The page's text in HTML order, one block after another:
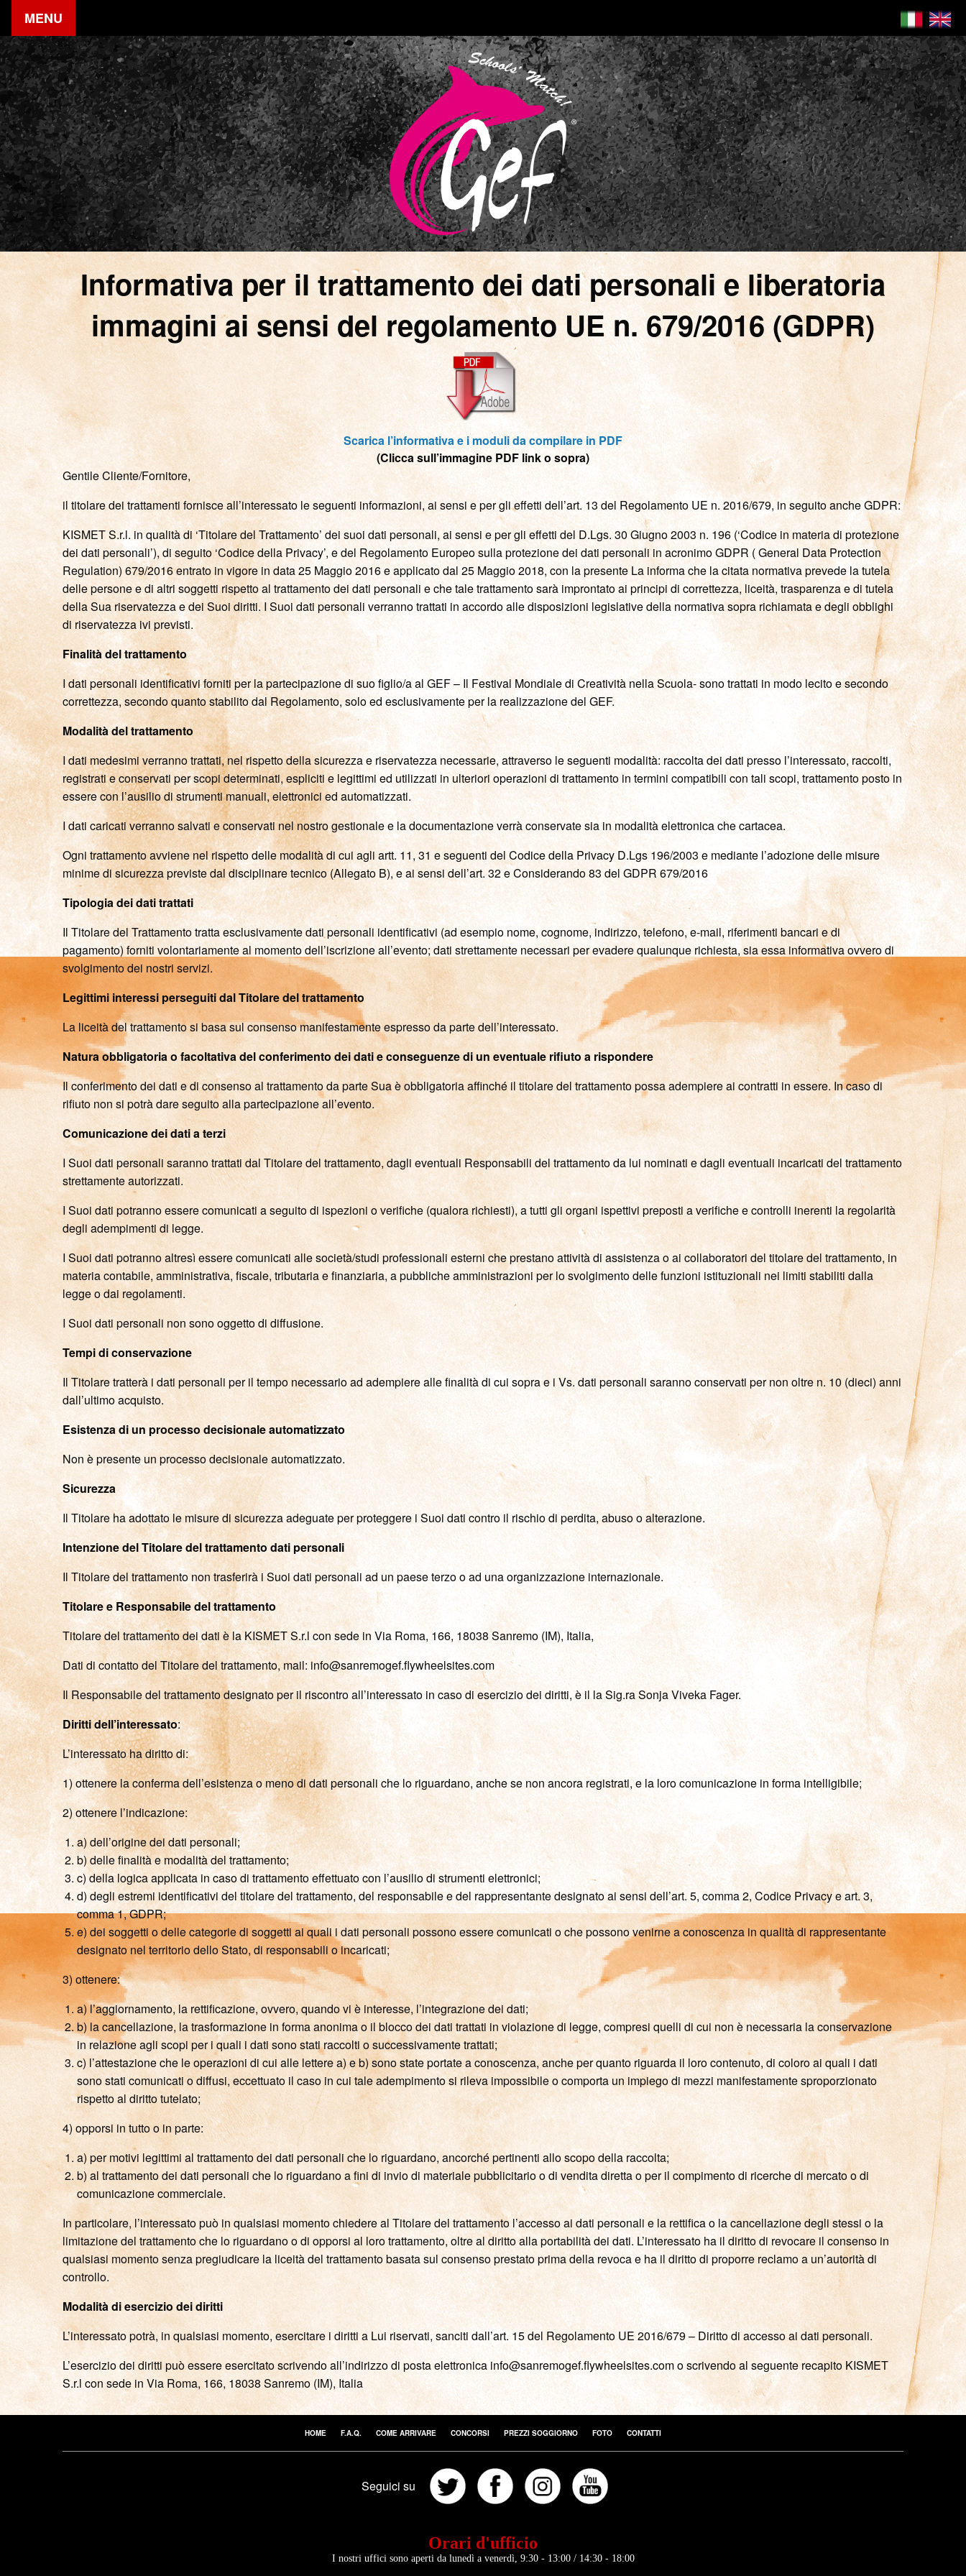
MENU
Informativa per il trattamento dei dati personali e liberatoria
immagini ai sensi del regolamento UE n. 679/2016 (GDPR)
Scarica l’informativa e i moduli da compilare in PDF
(Clicca sull’immagine PDF link o sopra)
Gentile Cliente/Fornitore,
il titolare dei trattamenti fornisce all’interessato le seguenti informazioni, ai sensi e per gli effetti dell’art. 13 del Regolamento UE n. 2016/679, in seguito anche GDPR:
KISMET S.r.l. in qualità di ‘Titolare del Trattamento’ dei suoi dati personali, ai sensi e per gli effetti del D.Lgs. 30 Giugno 2003 n. 196 (‘Codice in materia di protezione
dei dati personali’), di seguito ‘Codice della Privacy’, e del Regolamento Europeo sulla protezione dei dati personali in acronimo GDPR ( General Data Protection
Regulation) 679/2016 entrato in vigore in data 25 Maggio 2016 e applicato dal 25 Maggio 2018, con la presente La informa che la citata normativa prevede la tutela
delle persone e di altri soggetti rispetto al trattamento dei dati personali e che tale trattamento sarà improntato ai principi di correttezza, liceità, trasparenza e di tutela
della Sua riservatezza e dei Suoi diritti. I Suoi dati personali verranno trattati in accordo alle disposizioni legislative della normativa sopra richiamata e degli obblighi
di riservatezza ivi previsti.
Finalità del trattamento
I dati personali identificativi forniti per la partecipazione di suo figlio/a al GEF – Il Festival Mondiale di Creatività nella Scuola- sono trattati in modo lecito e secondo
correttezza, secondo quanto stabilito dal Regolamento, solo ed esclusivamente per la realizzazione del GEF.
Modalità del trattamento
I dati medesimi verranno trattati, nel rispetto della sicurezza e riservatezza necessarie, attraverso le seguenti modalità: raccolta dei dati presso l’interessato, raccolti,
registrati e conservati per scopi determinati, espliciti e legittimi ed utilizzati in ulteriori operazioni di trattamento in termini compatibili con tali scopi, trattamento posto in
essere con l’ausilio di strumenti manuali, elettronici ed automatizzati.
I dati caricati verranno salvati e conservati nel nostro gestionale e la documentazione verrà conservate sia in modalità elettronica che cartacea.
Ogni trattamento avviene nel rispetto delle modalità di cui agli artt. 11, 31 e seguenti del Codice della Privacy D.Lgs 196/2003 e mediante l’adozione delle misure
minime di sicurezza previste dal disciplinare tecnico (Allegato B), e ai sensi dell’art. 32 e Considerando 83 del GDPR 679/2016
Tipologia dei dati trattati
Il Titolare del Trattamento tratta esclusivamente dati personali identificativi (ad esempio nome, cognome, indirizzo, telefono, e-mail, riferimenti bancari e di
pagamento) forniti volontariamente al momento dell’iscrizione all’evento; dati strettamente necessari per evadere qualunque richiesta, sia essa informativa ovvero di
svolgimento dei nostri servizi.
Legittimi interessi perseguiti dal Titolare del trattamento
La liceità del trattamento si basa sul consenso manifestamente espresso da parte dell’interessato.
Natura obbligatoria o facoltativa del conferimento dei dati e conseguenze di un eventuale rifiuto a rispondere
Il conferimento dei dati e di consenso al trattamento da parte Sua è obbligatoria affinché il titolare del trattamento possa adempiere ai contratti in essere. In caso di
rifiuto non si potrà dare seguito alla partecipazione all’evento.
Comunicazione dei dati a terzi
I Suoi dati personali saranno trattati dal Titolare del trattamento, dagli eventuali Responsabili del trattamento da lui nominati e dagli eventuali incaricati del trattamento
strettamente autorizzati.
I Suoi dati potranno essere comunicati a seguito di ispezioni o verifiche (qualora richiesti), a tutti gli organi ispettivi preposti a verifiche e controlli inerenti la regolarità
degli adempimenti di legge.
I Suoi dati potranno altresì essere comunicati alle società/studi professionali esterni che prestano attività di assistenza o ai collaboratori del titolare del trattamento, in
materia contabile, amministrativa, fiscale, tributaria e finanziaria, a pubbliche amministrazioni per lo svolgimento delle funzioni istituzionali nei limiti stabiliti dalla
legge o dai regolamenti.
I Suoi dati personali non sono oggetto di diffusione.
Tempi di conservazione
Il Titolare tratterà i dati personali per il tempo necessario ad adempiere alle finalità di cui sopra e i Vs. dati personali saranno conservati per non oltre n. 10 (dieci) anni
dall’ultimo acquisto.
Esistenza di un processo decisionale automatizzato
Non è presente un processo decisionale automatizzato.
Sicurezza
Il Titolare ha adottato le misure di sicurezza adeguate per proteggere i Suoi dati contro il rischio di perdita, abuso o alterazione.
Intenzione del Titolare del trattamento dati personali
Il Titolare del trattamento non trasferirà i Suoi dati personali ad un paese terzo o ad una organizzazione internazionale.
Titolare e Responsabile del trattamento
Titolare del trattamento dei dati è la KISMET S.r.l con sede in Via Roma, 166, 18038 Sanremo (IM), Italia,
Dati di contatto del Titolare del trattamento, mail: info@sanremogef.flywheelsites.com
Il Responsabile del trattamento designato per il riscontro all’interessato in caso di esercizio dei diritti, è il la Sig.ra Sonja Viveka Fager.
Diritti dell’interessato:
L’interessato ha diritto di:
1) ottenere la conferma dell’esistenza o meno di dati personali che lo riguardano, anche se non ancora registrati, e la loro comunicazione in forma intelligibile;
2) ottenere l’indicazione:
a) dell’origine dei dati personali;
b) delle finalità e modalità del trattamento;
c) della logica applicata in caso di trattamento effettuato con l’ausilio di strumenti elettronici;
d) degli estremi identificativi del titolare del trattamento, del responsabile e del rappresentante designato ai sensi dell’art. 5, comma 2, Codice Privacy e art. 3,
comma 1, GDPR;
e) dei soggetti o delle categorie di soggetti ai quali i dati personali possono essere comunicati o che possono venirne a conoscenza in qualità di rappresentante
designato nel territorio dello Stato, di responsabili o incaricati;
3) ottenere:
a) l’aggiornamento, la rettificazione, ovvero, quando vi è interesse, l’integrazione dei dati;
b) la cancellazione, la trasformazione in forma anonima o il blocco dei dati trattati in violazione di legge, compresi quelli di cui non è necessaria la conservazione
in relazione agli scopi per i quali i dati sono stati raccolti o successivamente trattati;
c) l’attestazione che le operazioni di cui alle lettere a) e b) sono state portate a conoscenza, anche per quanto riguarda il loro contenuto, di coloro ai quali i dati
sono stati comunicati o diffusi, eccettuato il caso in cui tale adempimento si rileva impossibile o comporta un impiego di mezzi manifestamente sproporzionato
rispetto al diritto tutelato;
4) opporsi in tutto o in parte:
a) per motivi legittimi al trattamento dei dati personali che lo riguardano, ancorché pertinenti allo scopo della raccolta;
b) al trattamento dei dati personali che lo riguardano a fini di invio di materiale pubblicitario o di vendita diretta o per il compimento di ricerche di mercato o di
comunicazione commerciale.
In particolare, l’interessato può in qualsiasi momento chiedere al Titolare del trattamento l’accesso ai dati personali e la rettifica o la cancellazione degli stessi o la
limitazione del trattamento che lo riguardano o di opporsi al loro trattamento, oltre al diritto alla portabilità dei dati. L’interessato ha il diritto di revocare il consenso in
qualsiasi momento senza pregiudicare la liceità del trattamento basata sul consenso prestato prima della revoca e ha il diritto di proporre reclamo a un’autorità di
controllo.
Modalità di esercizio dei diritti
L’interessato potrà, in qualsiasi momento, esercitare i diritti a Lui riservati, sanciti dall’art. 15 del Regolamento UE 2016/679 – Diritto di accesso ai dati personali.
L’esercizio dei diritti può essere esercitato scrivendo all’indirizzo di posta elettronica info@sanremogef.flywheelsites.com o scrivendo al seguente recapito KISMET
S.r.l con sede in Via Roma, 166, 18038 Sanremo (IM), Italia
HOME F.A.Q. COME ARRIVARE CONCORSI PREZZI SOGGIORNO FOTO CONTATTI
Seguici su
Orari d'ufficio
I nostri uffici sono aperti da lunedì a venerdì, 9:30 - 13:00 / 14:30 - 18:00